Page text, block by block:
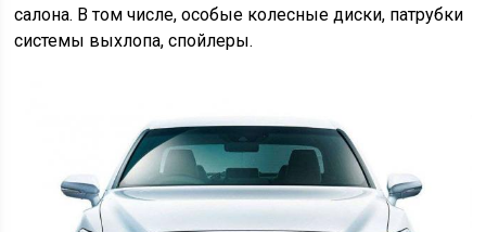
салона. В том числе, особые колесные диски, патрубки
системы выхлопа, спойлеры.